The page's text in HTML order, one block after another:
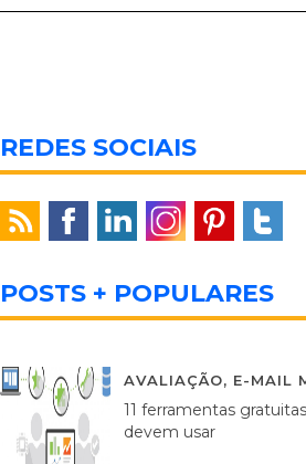
REDES SOCIAIS
POSTS + POPULARES
AVALIAÇÃO, E-MAIL
11 ferramentas
devem usar